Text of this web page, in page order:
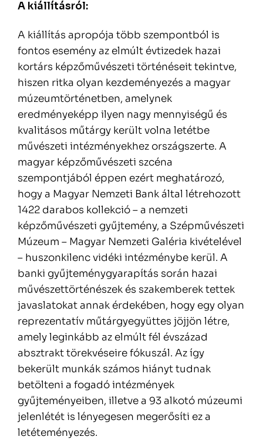
A kiállításról:
A kiállítás apropója több szempontból is
fontos esemény az elmúlt évtizedek hazai
kortárs képzőművészeti történéseit tekintve,
hiszen ritka olyan kezdeményezés a magyar
múzeumtörténetben, amelynek
eredményeképp ilyen nagy mennyiségű és
kvalitásos műtárgy került volna letétbe
művészeti intézményekhez országszerte. A
magyar képzőművészeti szcéna
szempontjából éppen ezért meghatározó,
hogy a Magyar Nemzeti Bank által létrehozott
1422 darabos kollekció – a nemzeti
képzőművészeti gyűjtemény, a Szépművészeti
Múzeum – Magyar Nemzeti Galéria kivételével
– huszonkilenc vidéki intézménybe kerül. A
banki gyűjteménygyarapítás során hazai
művészettörténészek és szakemberek tettek
javaslatokat annak érdekében, hogy egy olyan
reprezentatív műtárgyegyüttes jöjjön létre,
amely leginkább az elmúlt fél évszázad
absztrakt törekvéseire fókuszál. Az így
bekerült munkák számos hiányt tudnak
betölteni a fogadó intézmények
gyűjteményeiben, illetve a 93 alkotó múzeumi
jelenlétét is lényegesen megerősíti ez a
letéteményezés.